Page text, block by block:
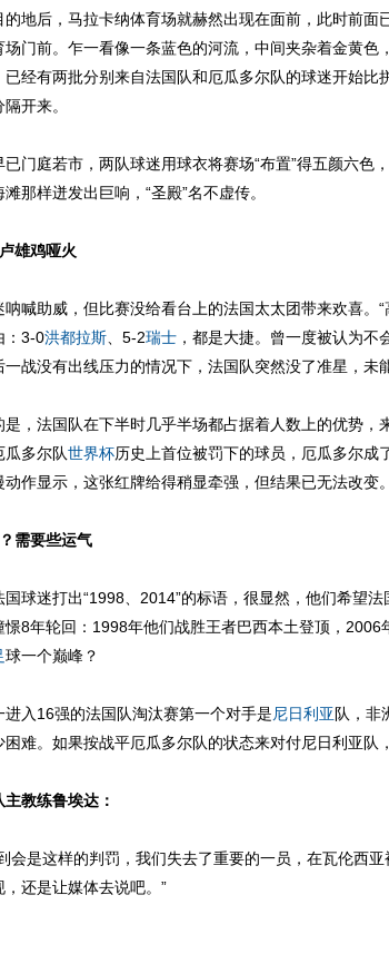
后，马拉卡纳体育场就赫然出现在面前，此时前面
场门前。乍一看像一条蓝色的河流，中间夹杂着金黄色
已经有两批分别来自法国队和厄瓜多尔队的球迷开始比
开来。
庭若市，两队球迷用球衣将赛场“布置”得五颜六色
那样迸发出巨响，“圣殿”名不虚传。
雄鸡哑火
助威，但比赛没给看台上的法国太太团带来欢喜。“
：3-0洪都拉斯 、5-2瑞士 ，都是大捷。曾一度被认为
战没有出线压力的情况下，法国队突然没了准星，未
法国队在下半时几乎半场都占据着人数上的优势，
瓜多尔队世界杯历史上首位被罚下的球员，厄瓜多尔成
作显示，这张红牌给得稍显牵强，但结果已无法改变。
需要些运气
迷打出“1998、2014”的标语，很显然，他们希望法
憬8年轮回：1998年他们战胜王者巴西本土登顶，
球一个巅峰？
16强的法国队淘汰赛第一个对手是尼日利亚队，非
困难。如果按战平厄瓜多尔队的状态来对付尼日利亚队
教练鲁埃达：
是这样的判罚，我们失去了重要的一员，在瓦伦西亚
还是让媒体去说吧。”